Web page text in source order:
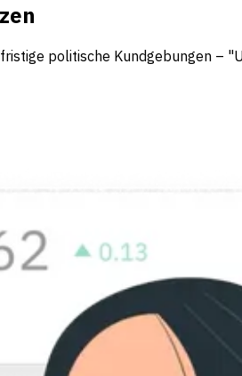
politische Kundgebungen –